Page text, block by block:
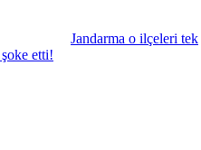
Jandarma o ilçeleri tek
şoke etti!